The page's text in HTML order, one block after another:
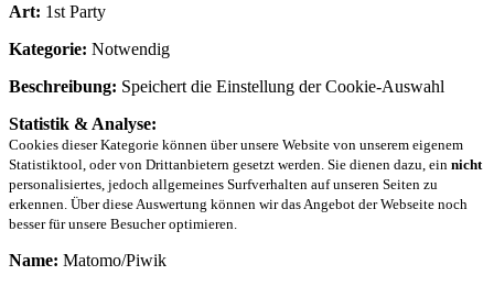
Art: 1st Party
Kategorie: Notwendig
Beschreibung: Speichert die Einstellung der Cookie-Auswahl
Statistik & Analyse:
Cookies dieser Kategorie können über unsere Website von unserem eigenem
Statistiktool, oder von Drittanbietern gesetzt werden. Sie dienen dazu, ein nicht
personalisiertes, jedoch allgemeines Surfverhalten auf unseren Seiten zu
erkennen. Über diese Auswertung können wir das Angebot der Webseite noch
besser für unsere Besucher optimieren.
Name: Matomo/Piwik